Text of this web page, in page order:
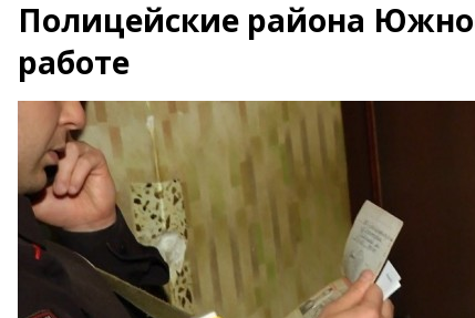
Полицейские района
работе